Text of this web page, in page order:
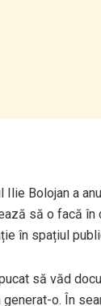
Ilie Bolojan a
să o facă în
în spațiul
să văd
generat-o. În